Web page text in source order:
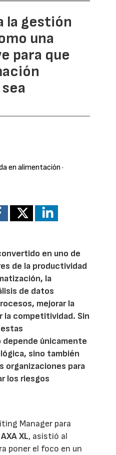
la gestión
una
para que
en alimentación ·
en uno de
de la productividad
la
de datos
mejorar la
la competitividad. Sin
únicamente
sino también
organizaciones para
los riesgos
Manager para
AXA XL, asistió al
poner el foco en un